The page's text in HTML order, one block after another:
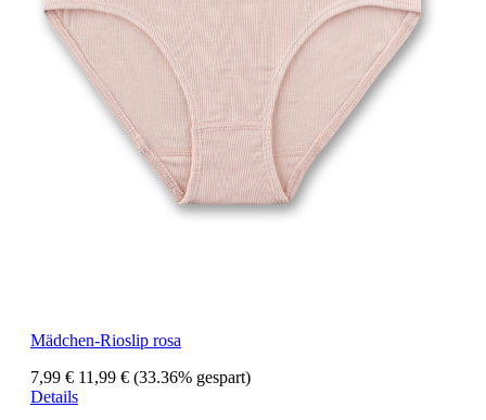
Mädchen-Rioslip rosa
7,99 € 11,99 € (33.36% gespart)
Details